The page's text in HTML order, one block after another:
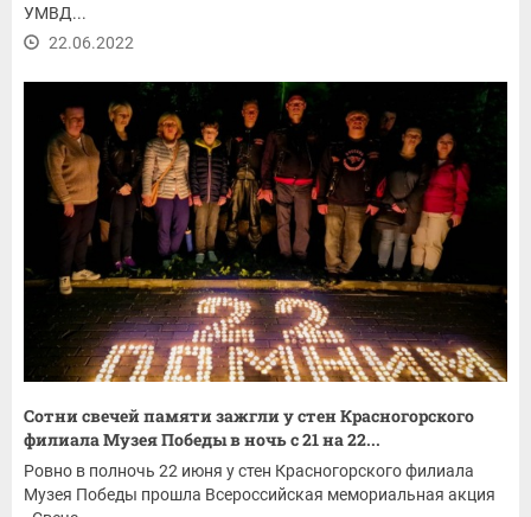
УМВД...
22.06.2022
Сотни свечей памяти зажгли у стен Красногорского
филиала Музея Победы в ночь с 21 на 22...
Ровно в полночь 22 июня у стен Красногорского филиала
Музея Победы прошла Всероссийская мемориальная акция